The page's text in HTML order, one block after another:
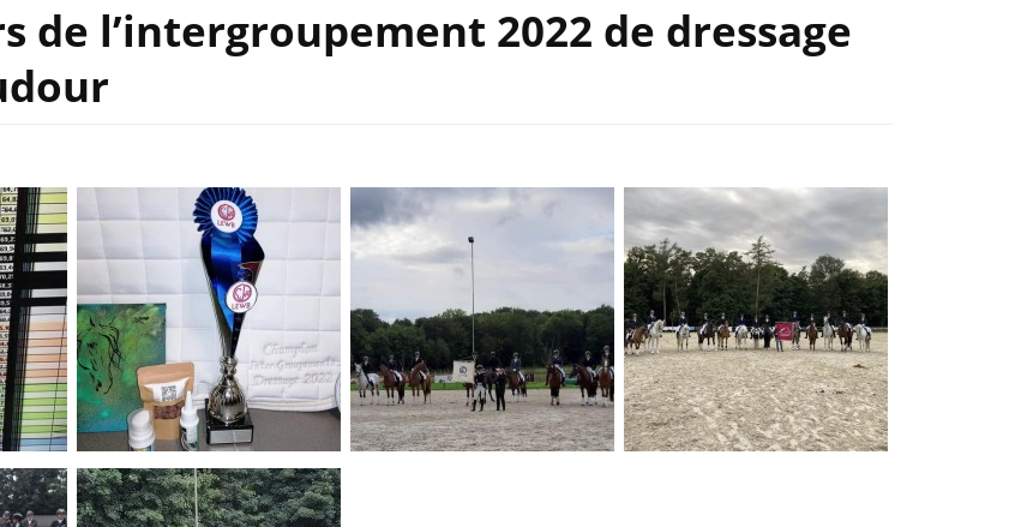
de l’intergroupement 2022 de dressage